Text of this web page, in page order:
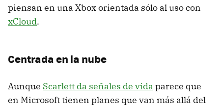
piensan en una Xbox orientada sólo al uso con
xCloud.
Centrada en la nube
Aunque Scarlett da señales de vida parece que
en Microsoft tienen planes que van más allá del